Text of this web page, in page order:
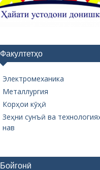
Факултетҳо
Электромеханика
Металлургия
Корҳои кӯҳӣ
Зеҳни сунъӣ ва
нав
Бойгонӣ